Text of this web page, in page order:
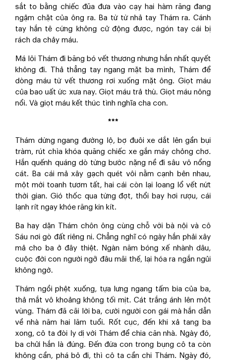
sắt to bằng chiếc đũa đưa vào cạy hai hàm răng đang
ngậm chặt của ông ra. Ba từ từ nhả tay Thám ra. Cánh
tay hắn tê cứng không cử động được, ngón tay cái bị
rách da chảy máu.
Má lôi Thám đi băng bó vết thương nhưng hắn nhất quyết
không đi. Thả thẳng tay ngang mặt ba mình, Thám để
dòng máu từ vết thương rơi xuống mặt ông. Giọt máu
của bao uất ức xưa nay. Giọt máu trả thù. Giọt máu nông
nổi. Và giọt máu kết thúc tình nghĩa cha con.
***
Thám dừng ngang đường lộ, bợ đuôi xe dắt lên gần bụi
tràm, rút chìa khóa quăng chiếc xe gắn máy chỏng chơ.
Hắn quếnh quáng dò từng bước nặng nề đi sâu vô nổng
cát. Ba cái mả xây gạch quét vôi nằm cạnh bên nhau,
một mới toanh tươm tất, hai cái còn lại loang lổ vết nứt
thời gian. Gió thốc qua từng đợt, thổi bay hơi rượu, cái
lạnh rít ngay khóe răng kin kít.
Ba hay dặn Thám chôn ông cùng chỗ với bà nội và cô
Sáu nơi gò đất riêng ni. Chẳng nghĩ có ngày hắn phải xây
mả cho ba ở đây thiệt. Ngàn năm bóng xế nhành dâu,
cuộc đời con người ngỡ đâu mãi thế, lại hóa ra ngắn ngủi
không ngờ.
Thám ngồi phệt xuống, tựa lưng ngang tấm bia của ba,
thả mắt vô khoảng không tối mịt. Cát trắng ánh lên một
vùng. Thám đã cãi lời ba, cưới người con gái mà hắn dẫn
về nhà năm hai lăm tuổi. Rốt cục, đến khi xả tang ba
xong, cô ta đòi ly dị với Thám để chia căn nhà. Ngày đó,
ba chửi hắn là đúng. Đến đứa con trong bụng cô ta còn
không cần, phá bỏ đi, thì cô ta cần chi Thám. Ngày đó,